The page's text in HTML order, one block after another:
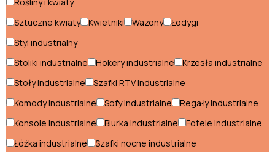
Fotele glamour
Hokery glamour
Komody glamour
Konsole glamour
Krzesła glamour
Ławki glamour
Sztuczne kwiaty
Kwietniki Wazony
Łodygi
Styl industrialny
Stoliki industrialne
Hokery industrialne
Krzesła industrialne
Stoły industrialne
Szafki RTV industrialne
Komody industrialne
Sofy industrialne
Regały industrialne
Konsole industrialne
Biurka industrialne
Fotele industrialne
Łóżka industrialne
Szafki nocne industrialne